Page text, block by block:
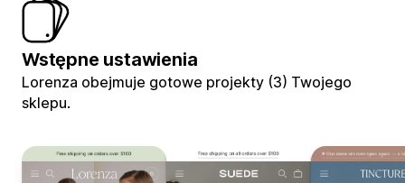
Wstępne ustawienia
Lorenza obejmuje gotowe projekty (3) Twojego
sklepu.